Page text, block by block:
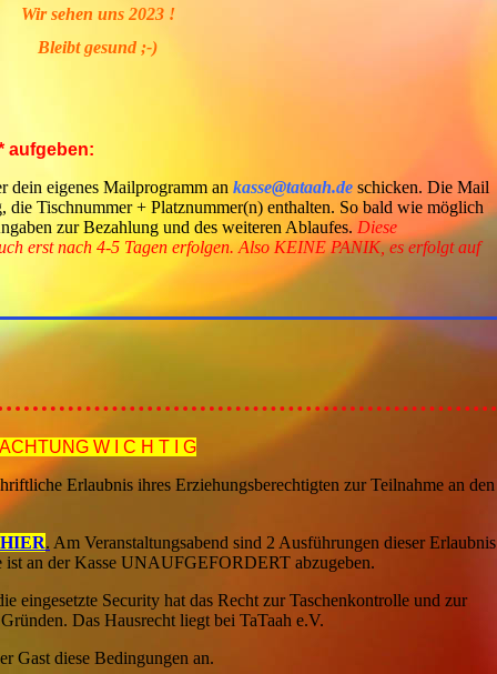
Wir sehen uns 2023 !
Bleibt gesund ;-)
aufgeben:
dein eigenes Mailprogramm an kasse@tataah.de schicken. Die Mail
die Tischnummer + Platznummer(n) enthalten. So bald wie möglich
zur Bezahlung und des weiteren Ablaufes. Diese
erst nach 4-5 Tagen erfolgen. Also KEINE PANIK, es erfolgt auf
ACHTUNG W I C H T I G
Erlaubnis ihres Erziehungsberechtigten zur Teilnahme an den
HIER. Am Veranstaltungsabend sind 2 Ausführungen dieser Erlaubnis
an der Kasse UNAUFGEFORDERT abzugeben.
eingesetzte Security hat das Recht zur Taschenkontrolle und zur
Das Hausrecht liegt bei TaTaah e.V.
Gast diese Bedingungen an.